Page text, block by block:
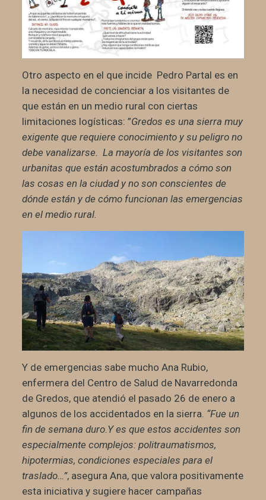
Otro aspecto en el que incide Pedro Partal es en
la necesidad de concienciar a los visitantes de
que están en un medio rural con ciertas
limitaciones logísticas: ”Gredos es una sierra muy
exigente que requiere conocimiento y su peligro no
debe vanalizarse. La mayoría de los visitantes son
urbanitas que están acostumbrados a cómo son
las cosas en la ciudad y no son conscientes de
dónde están y de cómo funcionan las emergencias
en el medio rural.
Y de emergencias sabe mucho Ana Rubio,
enfermera del Centro de Salud de Navarredonda
de Gredos, que atendió el pasado 26 de enero a
algunos de los accidentados en la sierra. “Fue un
fin de semana duro.Y es que estos accidentes son
especialmente complejos: politraumatismos,
hipotermias, condiciones especiales para el
traslado…”, asegura Ana, que valora positivamente
esta iniciativa y sugiere hacer campañas